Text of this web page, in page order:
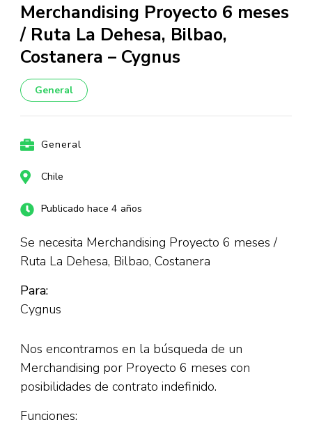
Merchandising Proyecto 6 meses
/ Ruta La Dehesa, Bilbao,
Costanera – Cygnus
General
General
Chile
Publicado hace 4 años
Se necesita Merchandising Proyecto 6 meses /
Ruta La Dehesa, Bilbao, Costanera
Para:
Cygnus
Nos encontramos en la búsqueda de un
Merchandising por Proyecto 6 meses con
posibilidades de contrato indefinido.
Funciones: